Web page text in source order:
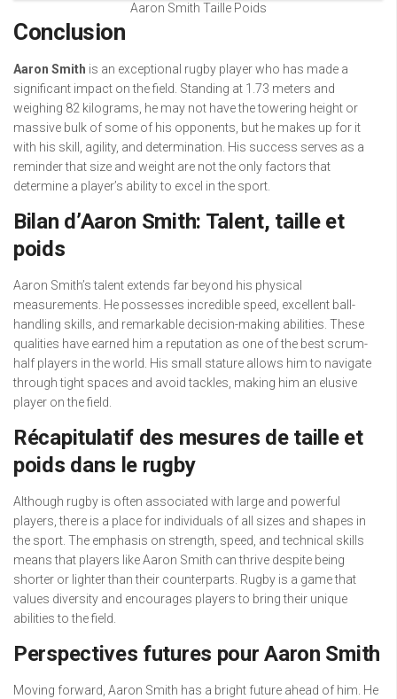
Aaron Smith Taille Poids
Conclusion
Aaron Smith is an exceptional rugby player who has made a
significant impact on the field. Standing at 1.73 meters and
weighing 82 kilograms, he may not have the towering height or
massive bulk of some of his opponents, but he makes up for it
with his skill, agility, and determination. His success serves as a
reminder that size and weight are not the only factors that
determine a player’s ability to excel in the sport.
Bilan d’Aaron Smith: Talent, taille et
poids
Aaron Smith’s talent extends far beyond his physical
measurements. He possesses incredible speed, excellent ball-
handling skills, and remarkable decision-making abilities. These
qualities have earned him a reputation as one of the best scrum-
half players in the world. His small stature allows him to navigate
through tight spaces and avoid tackles, making him an elusive
player on the field.
Récapitulatif des mesures de taille et
poids dans le rugby
Although rugby is often associated with large and powerful
players, there is a place for individuals of all sizes and shapes in
the sport. The emphasis on strength, speed, and technical skills
means that players like Aaron Smith can thrive despite being
shorter or lighter than their counterparts. Rugby is a game that
values diversity and encourages players to bring their unique
abilities to the field.
Perspectives futures pour Aaron Smith
Moving forward, Aaron Smith has a bright future ahead of him. He